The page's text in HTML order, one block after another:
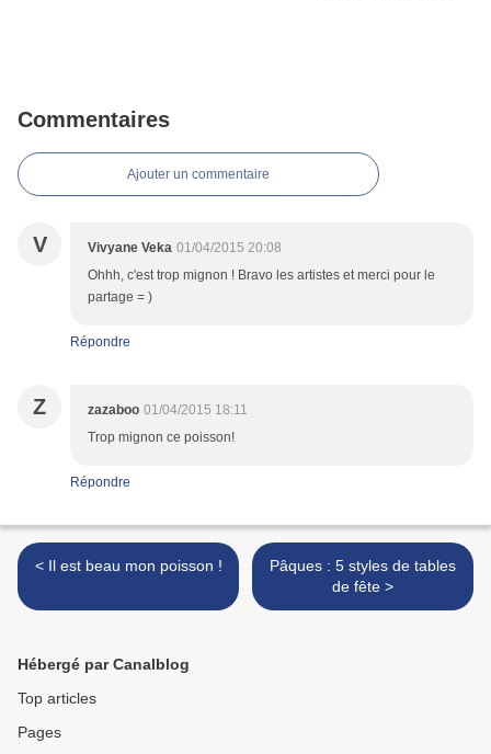
Commentaires
Ajouter un commentaire
V Vivyane Veka 01/04/2015 20:08
Ohhh, c'est trop mignon ! Bravo les artistes et merci pour le
partage = )
Répondre
Z zazaboo 01/04/2015 18:11
Trop mignon ce poisson!
Répondre
< Il est beau mon poisson !
Pâques : 5 styles de tables
de fête >
Hébergé par Canalblog
Top articles
Pages